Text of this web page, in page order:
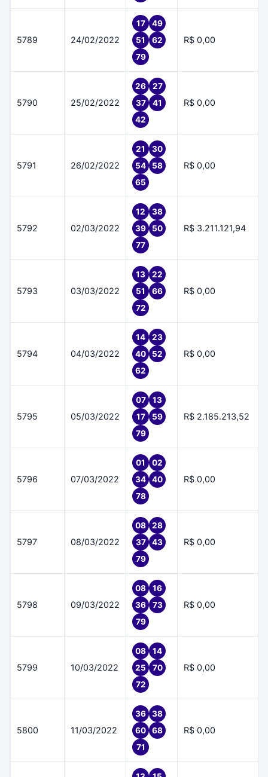
5789 24/02/2022
17
49
51
62
79
R$ 0,00
5790 25/02/2022
26
27
37
41
42
R$ 0,00
5791 26/02/2022
21
30
54
58
65
R$ 0,00
5792 02/03/2022
12
38
39
50
77
R$ 3.211.121,94
5793 03/03/2022
13
22
51
66
72
R$ 0,00
5794 04/03/2022
14
23
40
52
62
R$ 0,00
5795 05/03/2022
07
13
17
59
79
R$ 2.185.213,52
5796 07/03/2022
01
02
34
40
78
R$ 0,00
5797 08/03/2022
08
28
37
43
79
R$ 0,00
5798 09/03/2022
08
16
36
73
79
R$ 0,00
5799 10/03/2022
08
14
25
70
72
R$ 0,00
5800 11/03/2022
36
38
60
68
71
R$ 0,00